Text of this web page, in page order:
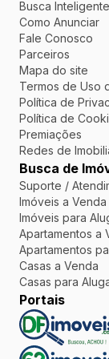
Busca Inteligente
Como Anunciar
Fale Conosco
Parceiros
Mapa do site
Termos de Uso
Política de
Política de
Premiações
Redes de
Busca de
Suporte /
Imóveis a Venda
Imóveis para
Apartamentos a
Apartamentos
Casas a Venda
Casas para
Portais